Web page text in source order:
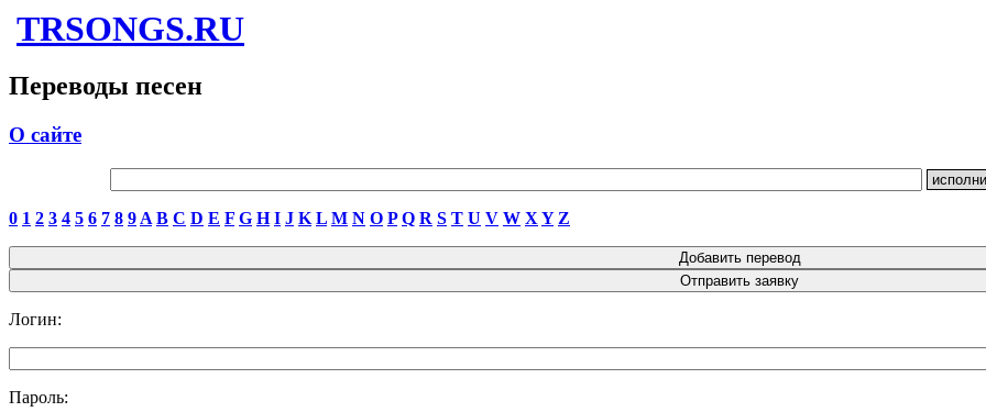
TRSONGS.RU
Переводы песен
О сайте
0 1 2 3 4 5 6 7 8 9 A B C D E F G H I J K L M N O P Q R S T U V W X Y Z
Логин:
Пароль: